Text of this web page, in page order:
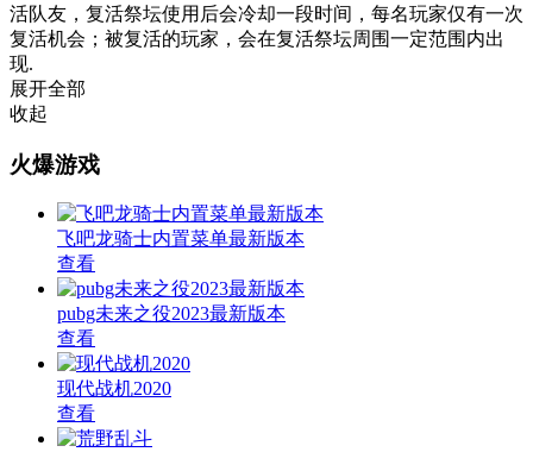
活队友，复活祭坛使用后会冷却一段时间，每名玩家仅有一次
复活机会；被复活的玩家，会在复活祭坛周围一定范围内出
现.
展开全部
收起
火爆游戏
飞吧龙骑士内置菜单最新版本
查看
pubg未来之役2023最新版本
查看
现代战机2020
查看